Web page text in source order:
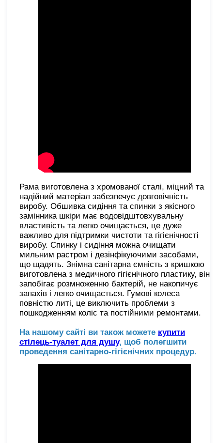
Рама виготовлена з хромованої сталі, міцний та
надійний матеріал забезпечує довговічність
виробу. Обшивка сидіння та спинки з якісного
замінника шкіри має водовідштовхувальну
властивість та легко очищається, це дуже
важливо для підтримки чистоти та гігієнічності
виробу. Спинку і сидіння можна очищати
мильним растром і дезінфікуючими засобами,
що щадять. Знімна санітарна ємність з кришкою
виготовлена з медичного гігієнічного пластику, він
запобігає розмноженню бактерій, не накопичує
запахів і легко очищається. Гумові колеса
повністю литі, це виключить проблеми з
пошкодженням коліс та постійними ремонтами.
На нашому сайті ви також можете купити
стілець-туалет для душу, щоб полегшити
проведення санітарно-гігієнічних процедур.